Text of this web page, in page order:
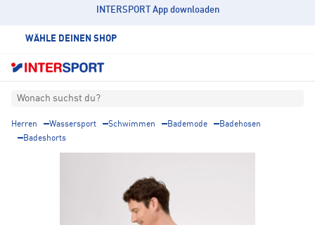
INTERSPORT App downloaden
WÄHLE DEINEN SHOP
Wonach suchst du?
Herren Wassersport Schwimmen Bademode
Badehosen
Badeshorts